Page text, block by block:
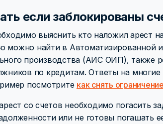
если заблокированы
выяснить кто наложил арест
можно найти в Автоматизированной
производства (АИС ОИП), также
по кредитам. Ответы на
посмотрите как снять
со счетов необходимо погасить
или не готовы погашать